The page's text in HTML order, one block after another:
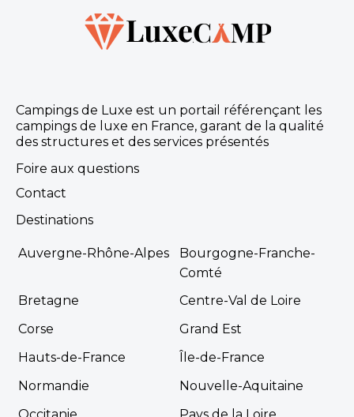
Campings de Luxe est un portail référençant les
campings de luxe en France, garant de la qualité
des structures et des services présentés
Foire aux questions
Contact
Destinations
Auvergne-Rhône-Alpes
Bourgogne-Franche-
Comté
Bretagne
Centre-Val de Loire
Corse
Grand Est
Hauts-de-France
Île-de-France
Normandie
Nouvelle-Aquitaine
Occitanie
Pays de la Loire